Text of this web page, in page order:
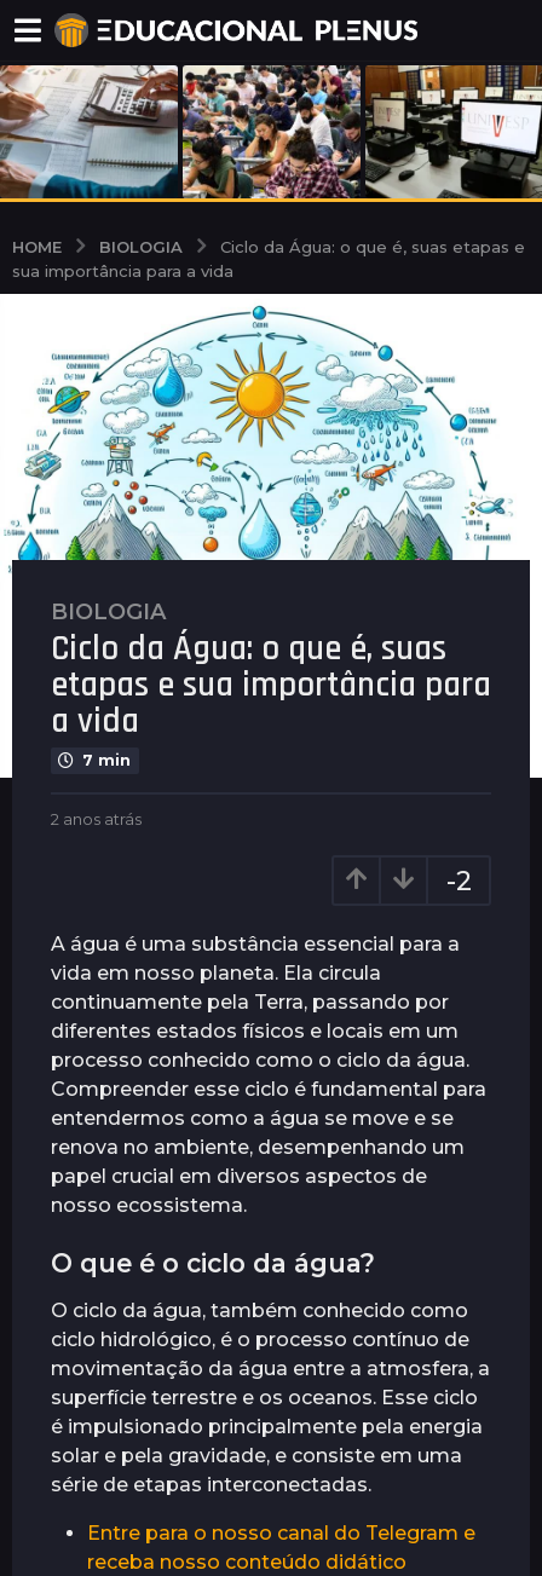
HOME BIOLOGIA
Ciclo da Água: o que é, suas etapas e
sua importância para a vida
2
a
o
s
a
r
a
s
t
BIOLOGIA
Ciclo da Água: o que é, suas
etapas e sua importância para
a vida
7 min
b
n
u
s
2 anos atrás
t
r
á
s
-2
A água é uma substância essencial para a
vida em nosso planeta. Ela circula
continuamente pela Terra, passando por
diferentes estados físicos e locais em um
processo conhecido como o ciclo da água.
Compreender esse ciclo é fundamental para
entendermos como a água se move e se
renova no ambiente, desempenhando um
papel crucial em diversos aspectos de
nosso ecossistema.
O que é o ciclo da água?
O ciclo da água, também conhecido como
ciclo hidrológico, é o processo contínuo de
movimentação da água entre a atmosfera, a
superfície terrestre e os oceanos. Esse ciclo
é impulsionado principalmente pela energia
solar e pela gravidade, e consiste em uma
série de etapas interconectadas.
Entre para o nosso canal do Telegram e
receba nosso conteúdo didático